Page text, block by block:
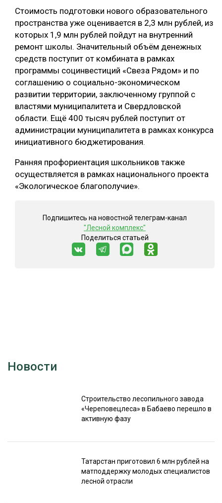
Стоимость подготовки нового образовательного
пространства уже оценивается в 2,3 млн рублей, из
которых 1,9 млн рублей пойдут на внутренний
ремонт школы. Значительный объём денежных
средств поступит от комбината в рамках
программы социнвестиций «Свеза Рядом» и по
соглашению о социально-экономическом
развитии территории, заключенному группой с
властями муниципалитета и Свердловской
области. Ещё 400 тысяч рублей поступит от
администрации муниципалитета в рамках конкурса
инициативного бюджетирования.
Ранняя профориентация школьников также
осуществляется в рамках национального проекта
«Экологическое благополучие».
Подпишитесь на новостной телеграм-канал
"Лесной комплекс"
Поделиться статьей
Новости
Строительство лесопильного завода
«Череповецлеса» в Бабаево перешло в
активную фазу
Татарстан приготовил 6 млн рублей на
матподдержку молодых специалистов
лесной отрасли